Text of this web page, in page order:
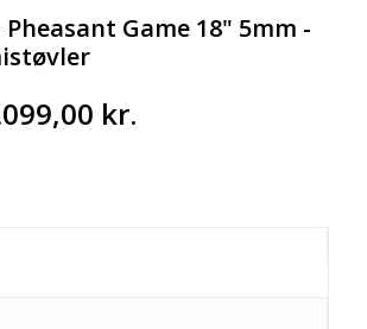
Game 18" 5mm -
kr.